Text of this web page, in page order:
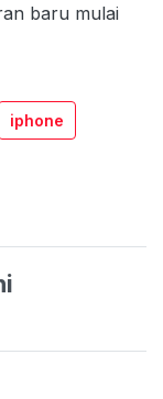
baru mulai
iphone